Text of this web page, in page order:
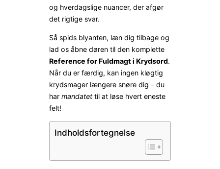
og hverdagslige nuancer, der afgør
det rigtige svar.
Så spids blyanten, læn dig tilbage og
lad os åbne døren til den komplette
Reference for Fuldmagt i Krydsord.
Når du er færdig, kan ingen kløgtig
krydsmager længere snøre dig – du
har mandatet til at løse hvert eneste
felt!
Indholdsfortegnelse